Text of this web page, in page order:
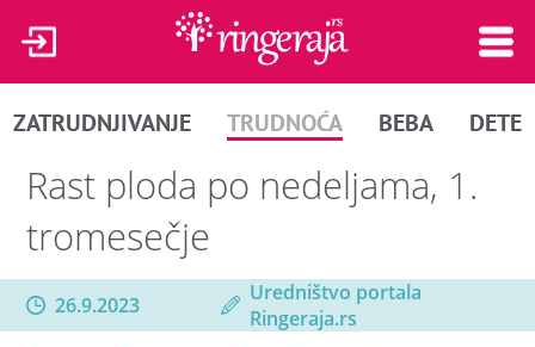
ZATRUDNJIVANJE TRUDNOĆA BEBA DETE
Rast ploda po nedeljama, 1.
tromesečje
26.9.2023
Uredništvo portala
Ringeraja.rs